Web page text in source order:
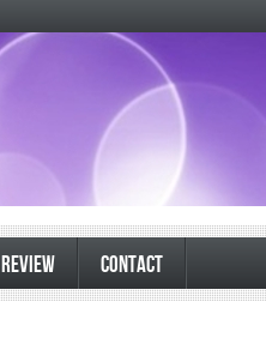
REVIEW CONTACT